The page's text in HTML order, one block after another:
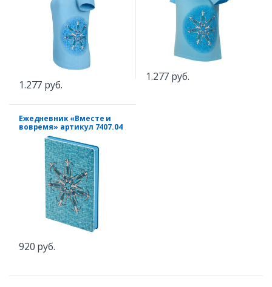
1.277 руб.
1.277 руб.
Ежедневник «Вместе и
вовремя» артикул 7407.04
920 руб.